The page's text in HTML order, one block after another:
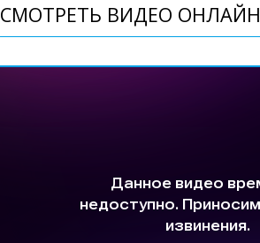
СМОТРЕТЬ ВИДЕО ОНЛАЙН